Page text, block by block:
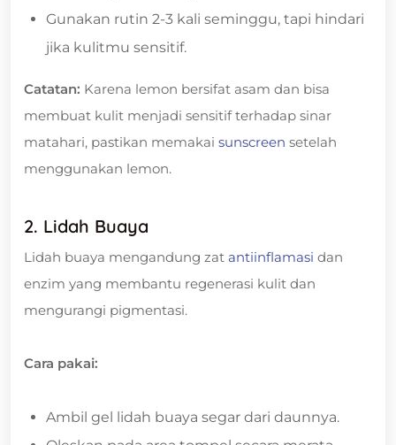
Gunakan rutin 2-3 kali seminggu, tapi hindari
jika kulitmu sensitif.
Catatan: Karena lemon bersifat asam dan bisa
membuat kulit menjadi sensitif terhadap sinar
matahari, pastikan memakai sunscreen setelah
menggunakan lemon.
2. Lidah Buaya
Lidah buaya mengandung zat antiinflamasi dan
enzim yang membantu regenerasi kulit dan
mengurangi pigmentasi.
Cara pakai:
Ambil gel lidah buaya segar dari daunnya.